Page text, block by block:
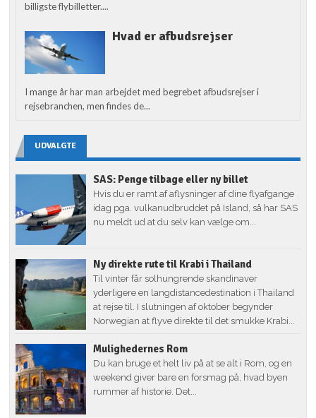
billigste flybilletter....
Hvad er afbudsrejser
I mange år har man arbejdet med begrebet afbudsrejser i
rejsebranchen, men findes de...
UDVALGTE
SAS: Penge tilbage eller ny billet
Hvis du er ramt af aflysninger af dine flyafgange
idag pga. vulkanudbruddet på Island, så har SAS
nu meldt ud at du selv kan vælge om...
Ny direkte rute til Krabi i Thailand
Til vinter får solhungrende skandinaver
yderligere en langdistancedestination i Thailand
at rejse til. I slutningen af oktober begynder
Norwegian at flyve direkte til det smukke Krabi...
Mulighedernes Rom
Du kan bruge et helt liv på at se alt i Rom, og en
weekend giver bare en forsmag på, hvad byen
rummer af historie. Det...